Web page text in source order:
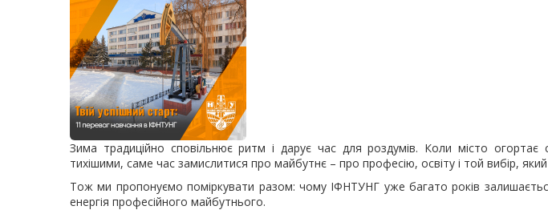
Зима традиційно сповільнює ритм і дарує час для роздумів. Коли місто огортає
тихішими, саме час замислитися про майбутнє – про професію, освіту і той вибір,
Тож ми пропонуємо поміркувати разом: чому ІФНТУНГ уже багато років
енергія професійного майбутнього.